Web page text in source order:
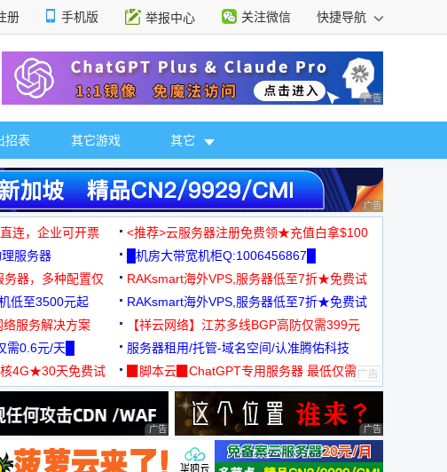
册 手机版 举报中心 关注微信 快捷导航
告，理性选择 广告 商业广告，理
招表 其它游戏 其它
广告 商业广告，理
连，企业可开票
<推荐>云服务器注册免费领★充值白拿$100
服务器
█机房大带宽机柜Q:1006456867█
器，多种配置仅
RAKsmart海外VPS,服务器低至7折★免费试
用★
低至3500元起
RAKsmart海外VPS,服务器低至7折★免费试
用★
服务解决方案
【祥云网络】江苏多线BGP高防仅需399元
需0.6元/天█
服务器租用/托管-域名空间/认准腾佑科技
4G★30天免费试
▉脚本云▉ChatGPT专用服务器 最低仅需
19元/月
性选择 广告 商业广告，理性选择 广告 商业广告，理